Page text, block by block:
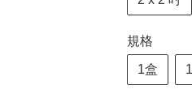
規格
1盒